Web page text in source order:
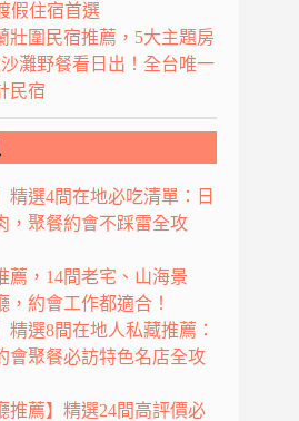
假住宿首選
壯圍民宿推薦，5大主題房
灘野餐看日出！全台唯一
民宿
精選4間在地必吃清單：日
，聚餐約會不踩雷全攻
薦，14間老宅、山海景
，約會工作都適合！
精選8間在地人私藏推薦：
會聚餐必訪特色名店全攻
推薦】精選24間高評價必